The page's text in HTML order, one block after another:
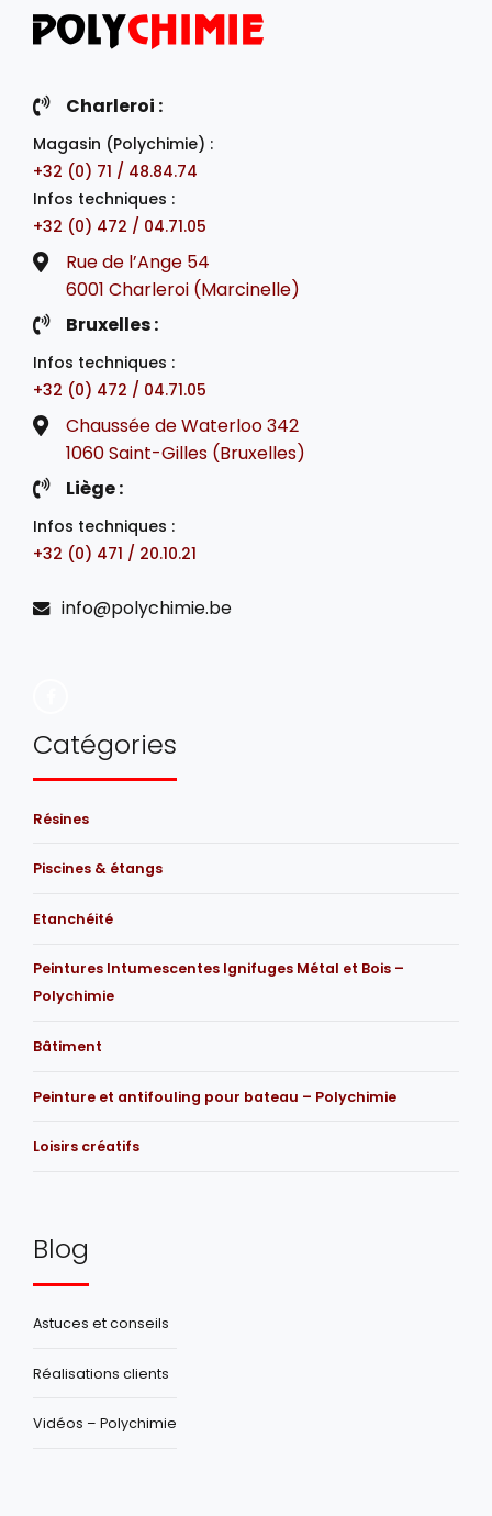
Charleroi :
Magasin (Polychimie) :
+32 (0) 71 / 48.84.74
Infos techniques :
+32 (0) 472 / 04.71.05
Rue de l’Ange 54
6001 Charleroi (Marcinelle)
Bruxelles :
Infos techniques :
+32 (0) 472 / 04.71.05
Chaussée de Waterloo 342
1060 Saint-Gilles (Bruxelles)
Liège :
Infos techniques :
+32 (0) 471 / 20.10.21
info@polychimie.be
Catégories
Résines
Piscines & étangs
Etanchéité
Peintures Intumescentes Ignifuges Métal et Bois –
Polychimie
Bâtiment
Peinture et antifouling pour bateau – Polychimie
Loisirs créatifs
Blog
Astuces et conseils
Réalisations clients
Vidéos – Polychimie